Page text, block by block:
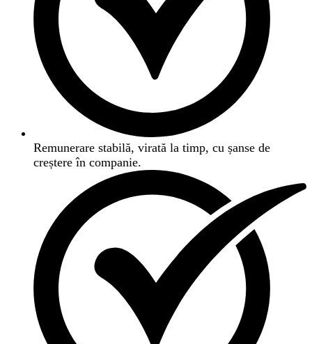
Remunerare stabilă, virată la timp, cu șanse de
creștere în companie.